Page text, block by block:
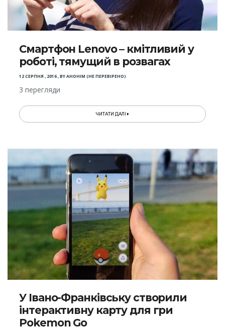
Смартфон Lenovo – кмітливий у
роботі, тямущий в розвагах
12 СЕРПНЯ , 2016,BYАНОНІМ (НЕ ПЕРЕВІРЕНО)
3 перегляди
ЧИТАТИ ДАЛІ
У Івано-Франківську створили
інтерактивну карту для гри
Pokemon Go